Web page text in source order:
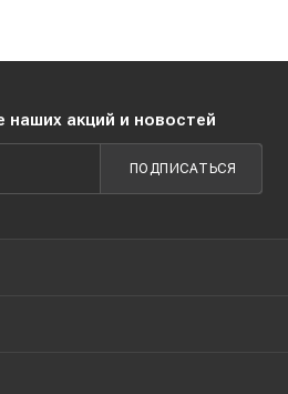
наших акций и новостей
ПОДПИСАТЬСЯ